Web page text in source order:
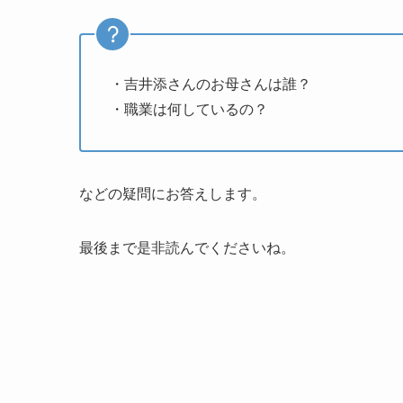
・吉井添さんのお母さんは誰？
・職業は何しているの？
などの疑問にお答えします。
最後まで是非読んでくださいね。